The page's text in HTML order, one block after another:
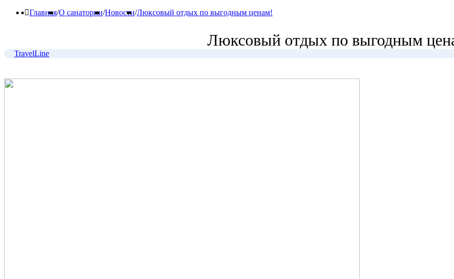
Главная/О санатории/Новости/Люксовый отдых по выгодным ценам!
Люксовый отдых по выгодным
TravelLine